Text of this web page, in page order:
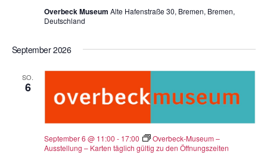
Overbeck Museum Alte Hafenstraße 30, Bremen, Bremen,
Deutschland
September 2026
SO.
6
September 6 @ 11:00 - 17:00
Overbeck-Museum –
Ausstellung – Karten täglich gültig zu den Öffnungszeiten